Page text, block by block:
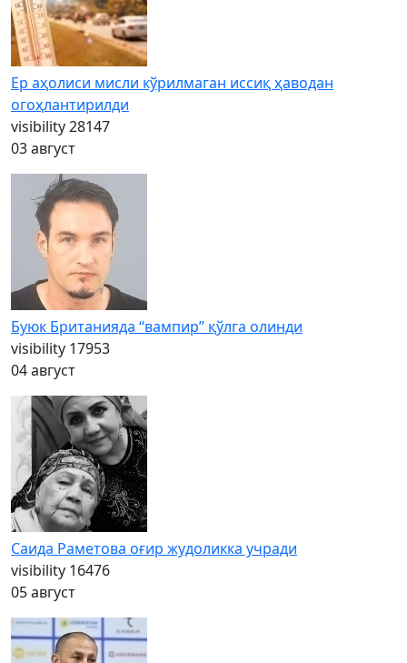
Ер аҳолиси мисли кўрилмаган иссиқ ҳаводан
огоҳлантирилди
visibility28147
03 август
Буюк Британияда “вампир” қўлга олинди
visibility 17953
04 август
Саида Раметова оғир жудоликка учради
visibility 16476
05 август